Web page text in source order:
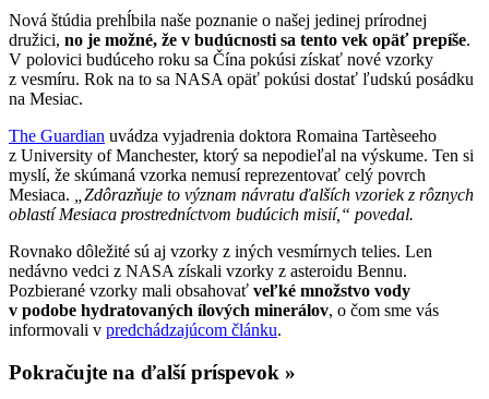
Nová štúdia prehĺbila naše poznanie o našej jedinej prírodnej
družici, no je možné, že v budúcnosti sa tento vek opäť prepíše.
V polovici budúceho roku sa Čína pokúsi získať nové vzorky
z vesmíru. Rok na to sa NASA opäť pokúsi dostať ľudskú posádku
na Mesiac.
The Guardian uvádza vyjadrenia doktora Romaina Tartèseeho
z University of Manchester, ktorý sa nepodieľal na výskume. Ten si
myslí, že skúmaná vzorka nemusí reprezentovať celý povrch
Mesiaca.
„Zdôrazňuje to význam návratu ďalších vzoriek z rôznych
oblastí Mesiaca prostredníctvom budúcich misií,“ povedal.
Rovnako dôležité sú aj vzorky z iných vesmírnych telies. Len
nedávno vedci z NASA získali vzorky z asteroidu Bennu.
Pozbierané vzorky mali obsahovať veľké množstvo vody
v podobe hydratovaných ílových minerálov, o čom sme vás
informovali v predchádzajúcom článku.
Pokračujte na ďalší príspevok »